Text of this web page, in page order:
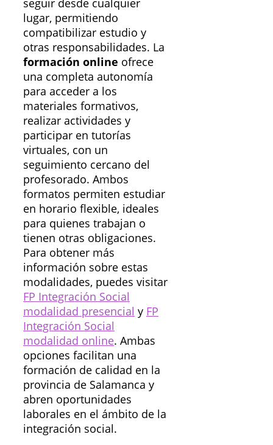
lugar, permitiendo
compatibilizar estudio y
otras responsabilidades. La
formación online ofrece
una completa autonomía
para acceder a los
materiales formativos,
realizar actividades y
participar en tutorías
virtuales, con un
seguimiento cercano del
profesorado. Ambos
formatos permiten estudiar
en horario flexible, ideales
para quienes trabajan o
tienen otras obligaciones.
Para obtener más
información sobre estas
modalidades, puedes visitar
FP Integración Social
modalidad presencial y FP
Integración Social
modalidad online. Ambas
opciones facilitan una
formación de calidad en la
provincia de Salamanca y
abren oportunidades
laborales en el ámbito de la
integración social.